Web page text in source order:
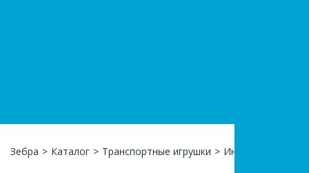
Зебра > Каталог > Транспортные игрушки > Инерционные